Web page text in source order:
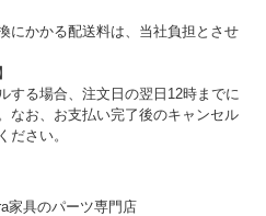
にかかる配送料は、当社負担とさせ
する場合、注文日の翌日12時までに
なお、お支払い完了後のキャンセル
ださい。
具のパーツ専門店